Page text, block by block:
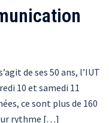
de ses 50 ans, l’IUT
10 et samedi 11
ce sont plus de 160
rythme […]